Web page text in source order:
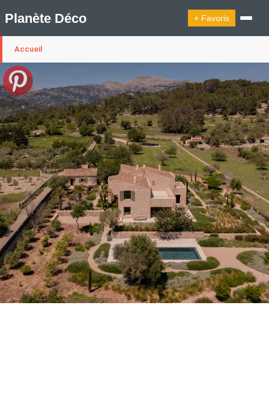
Planète Déco + Favoris
🛍︎ Shop Planète Déco ℹ︎ À propos
Appartement Design Belgique
Cabanes
Decoration Noël
Design Suédois En Quelques Photos
Idées Déco En 10 Photos
La Semaine Décoration Et Design
Maison En Ville
Méli-Mélo Suédois
Publi Reportage
Tendance
Interieurs Scandinaves
La Décoration Selon Votre Signe Astrologique
Les Trouvailles Déco Du Jour
Loft
Maison Appartement Écologique
Maison Container/container House
Maison D'hôtes
Maison Et Appartement Vintage
On Décode La Déco
Petite Surface
Piscine Question De Style
Renovation
Revue De Week End
Tiny House
Accueil